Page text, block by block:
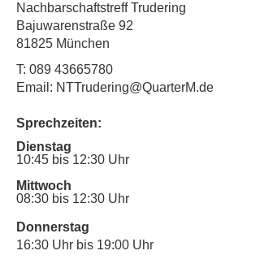
Nachbarschaftstreff Trudering
Bajuwarenstraße 92
81825 München
T: 089 43665780
Email: NTTrudering@QuarterM.de
Sprechzeiten:
Dienstag
10:45 bis 12:30 Uhr
Mittwoch
08:30 bis 12:30 Uhr
Donnerstag
16:30 Uhr bis 19:00 Uhr